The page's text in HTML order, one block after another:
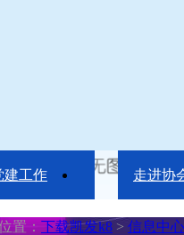
建工作 走进协
置： 下载凯发k8 > 信息中心